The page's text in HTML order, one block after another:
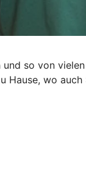
so von
wo